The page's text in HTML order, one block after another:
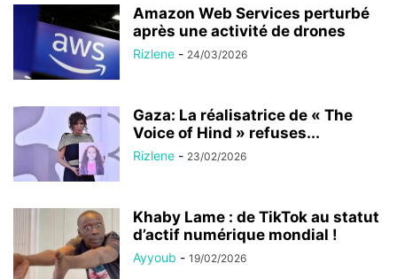
Amazon Web Services perturbé
après une activité de drones
Rizlene - 24/03/2026
Gaza: La réalisatrice de « The
Voice of Hind » refuses...
Rizlene - 23/02/2026
Khaby Lame : de TikTok au statut
d’actif numérique mondial !
Ayyoub - 19/02/2026